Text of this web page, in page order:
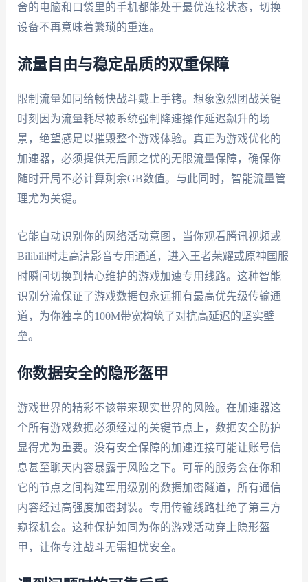
舍的电脑和口袋里的手机都能处于最优连接状态，切换
设备不再意味着繁琐的重连。
流量自由与稳定品质的双重保障
限制流量如同给畅快战斗戴上手铐。想象激烈团战关键
时刻因为流量耗尽被系统强制降速操作延迟飙升的场
景，绝望感足以摧毁整个游戏体验。真正为游戏优化的
加速器，必须提供无后顾之忧的无限流量保障，确保你
随时开局不必计算剩余GB数值。与此同时，智能流量管
理尤为关键。
它能自动识别你的网络活动意图，当你观看腾讯视频或
Bilibili时走高清影音专用通道，进入王者荣耀或原神国服
时瞬间切换到精心维护的游戏加速专用线路。这种智能
识别分流保证了游戏数据包永远拥有最高优先级传输通
道，为你独享的100M带宽构筑了对抗高延迟的坚实壁
垒。
你数据安全的隐形盔甲
游戏世界的精彩不该带来现实世界的风险。在加速器这
个所有游戏数据必须经过的关键节点上，数据安全防护
显得尤为重要。没有安全保障的加速连接可能让账号信
息甚至聊天内容暴露于风险之下。可靠的服务会在你和
它的节点之间构建军用级别的数据加密隧道，所有通信
内容经过高强度加密封装。专用传输线路杜绝了第三方
窥探机会。这种保护如同为你的游戏活动穿上隐形盔
甲，让你专注战斗无需担忧安全。